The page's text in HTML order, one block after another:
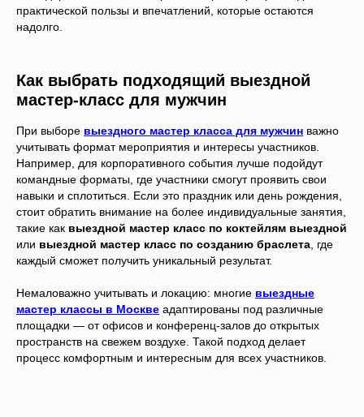
практической пользы и впечатлений, которые остаются
надолго.
Как выбрать подходящий выездной
мастер-класс для мужчин
При выборе выездного мастер класса для мужчин важно
учитывать формат мероприятия и интересы участников.
Например, для корпоративного события лучше подойдут
командные форматы, где участники смогут проявить свои
навыки и сплотиться. Если это праздник или день рождения,
стоит обратить внимание на более индивидуальные занятия,
такие как выездной мастер класс по коктейлям выездной
или выездной мастер класс по созданию браслета , где
каждый сможет получить уникальный результат.
Немаловажно учитывать и локацию: многие выездные
мастер классы в Москве адаптированы под различные
площадки — от офисов и конференц-залов до открытых
пространств на свежем воздухе. Такой подход делает
процесс комфортным и интересным для всех участников.